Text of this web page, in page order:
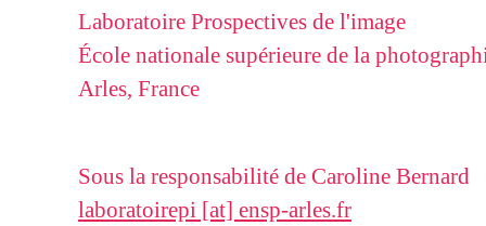
Laboratoire Prospectives de l'image
École nationale supérieure de la
Arles, France
Sous la responsabilité de Caroline Bernard
laboratoirepi [at] ensp-arles.fr